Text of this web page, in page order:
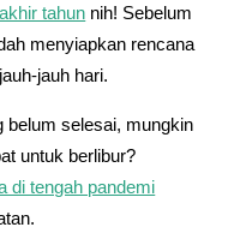
tahun nih! Sebelum
menyiapkan rencana
jauh hari.
belum selesai, mungkin
untuk berlibur?
di tengah pandemi